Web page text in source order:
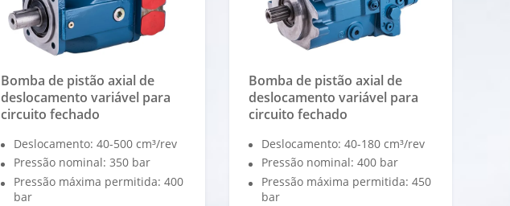
Bomba de pistão axial de
deslocamento variável para
circuito fechado
Deslocamento: 40-500 cm³/rev
Pressão nominal: 350 bar
Pressão máxima permitida: 400
bar
Bomba de pistão axial de
deslocamento variável para
circuito fechado
Deslocamento: 40-180 cm³/rev
Pressão nominal: 400 bar
Pressão máxima permitida: 450
bar